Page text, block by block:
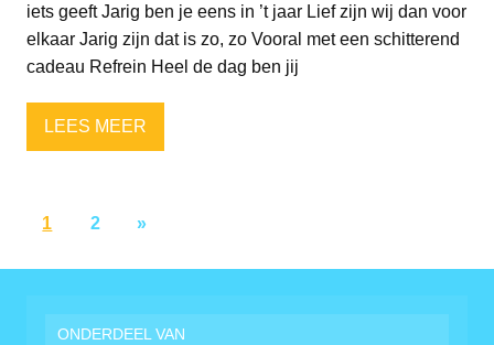
iets geeft Jarig ben je eens in ’t jaar Lief zijn wij dan voor
elkaar Jarig zijn dat is zo, zo Vooral met een schitterend
cadeau Refrein Heel de dag ben jij
LEES MEER
1 2 »
ONDERDEEL VAN